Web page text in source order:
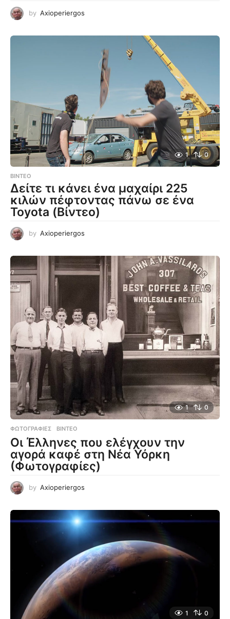
by Axioperiergos
1 0
ΒΊΝΤΕΟ
Δείτε τι κάνει ένα μαχαίρι 225
κιλών πέφτοντας πάνω σε ένα
Toyota (Βίντεο)
by Axioperiergos
1 0
ΦΩΤΟΓΡΑΦΊΕΣ ,ΒΊΝΤΕΟ
Οι Έλληνες που ελέγχουν την
αγορά καφέ στη Νέα Υόρκη
(Φωτογραφίες)
by Axioperiergos
1 0